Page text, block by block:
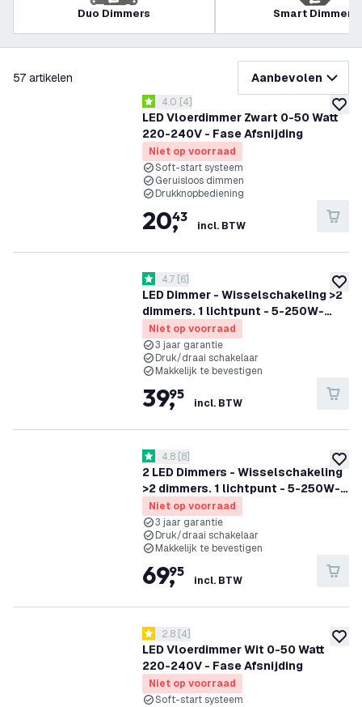
Duo Dimmers Smart Dimmers
57 artikelen Aanbevolen
LED Vloerdimmer Zwart 0-50 Watt
220-240V - Fase Afsnijding
reviews drawer openen
4 score sterren
4.0 [4]
Niet op voorraad
Soft-start systeem
Geruisloos dimmen
Drukknopbediening
20,
43
incl. BTW
LED Dimmer - Wisselschakeling >2
dimmers. 1 lichtpunt - 5-250W-
Fase Afsnijding - Universeel
reviews drawer openen
4.7 score sterren
4.7 [6]
Niet op voorraad
3 jaar garantie
Druk/draai schakelaar
Makkelijk te bevestigen
39,
95
incl. BTW
2 LED Dimmers - Wisselschakeling
>2 dimmers. 1 lichtpunt - 5-250W-
Fase Afsnijding - Universeel
reviews drawer openen
4.8 score sterren
4.8 [8]
Niet op voorraad
3 jaar garantie
Druk/draai schakelaar
Makkelijk te bevestigen
69,
95
incl. BTW
LED Vloerdimmer Wit 0-50 Watt
220-240V - Fase Afsnijding
reviews drawer openen
2.8 score sterren
2.8 [4]
Niet op voorraad
Soft-start systeem
filteren